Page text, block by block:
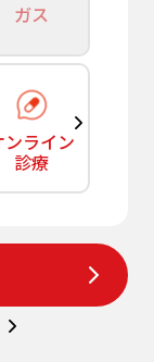
ガス
ンライン
診療